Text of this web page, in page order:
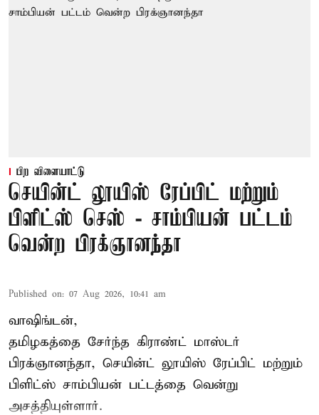
பிற விளையாட்டு
செயின்ட் லூயிஸ் ரேப்பிட் மற்றும்
பிளிட்ஸ் செஸ் - சாம்பியன் பட்டம்
வென்ற பிரக்ஞானந்தா
Published on: 07 Aug 2026, 10:41 am
வாஷிங்டன்,
தமிழகத்தை சேர்ந்த கிராண்ட் மாஸ்டர்
பிரக்ஞானந்தா, செயின்ட் லூயிஸ் ரேப்பிட் மற்றும்
பிளிட்ஸ் சாம்பியன் பட்டத்தை வென்று
அசத்தியுள்ளார்.